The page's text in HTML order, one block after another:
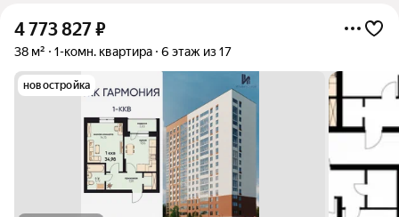
4 773 827₽
38 м² 1-комн. квартира 6 этаж из 17
новостройка